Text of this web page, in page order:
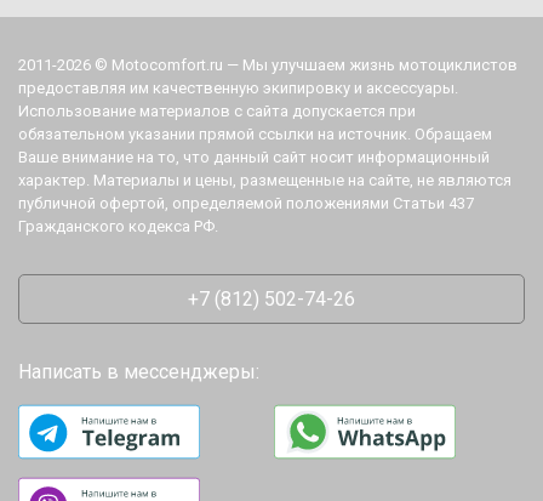
2011-2026 © Motocomfort.ru — Мы улучшаем жизнь мотоциклистов
предоставляя им качественную экипировку и аксессуары.
Использование материалов с сайта допускается при
обязательном указании прямой ссылки на источник. Обращаем
Ваше внимание на то, что данный сайт носит информационный
характер. Материалы и цены, размещенные на сайте, не являются
публичной офертой, определяемой положениями Статьи 437
Гражданского кодекса РФ.
+7 (812) 502-74-26
Написать в мессенджеры: